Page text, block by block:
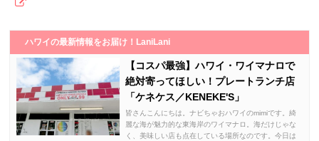
ハワイの最新情報をお届け！LaniLani
【コスパ最強】ハワイ・ワイマナロで
絶対寄ってほしい！プレートランチ店
「ケネケス／KENEKE'S」
皆さんこんにちは。ナビちゃおハワイのmimiです。綺
麗な海が魅力的な東海岸のワイマナロ。海だけじゃな
く、美味しい店も点在している場所なのです。今日は